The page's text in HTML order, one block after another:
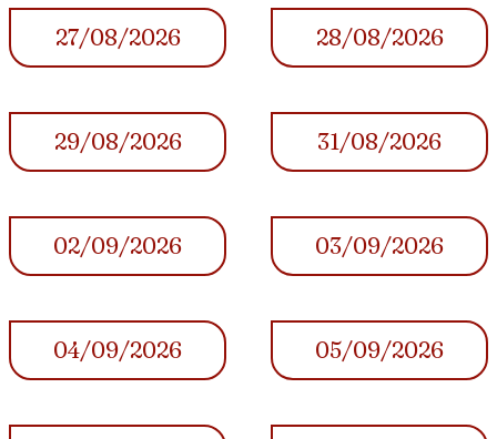
27/08/2026 28/08/2026
29/08/2026 31/08/2026
02/09/2026 03/09/2026
04/09/2026 05/09/2026